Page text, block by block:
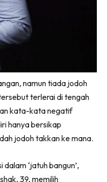
namun tiada jodoh
terlerai di tengah
kata-kata negatif
hanya bersikap
jodoh takkan ke mana.
‘jatuh bangun’,
39, memilih